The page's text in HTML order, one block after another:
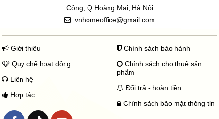
Công, Q.Hoàng Mai, Hà Nội
vnhomeoffice@gmail.com
Giới thiệu
Quy chế hoạt động
Liên hệ
Hợp tác
Chính sách bảo hành
Chính sách cho thuê sản
phẩm
Đổi trả - hoàn tiền
Chính sách bảo mật thông tin